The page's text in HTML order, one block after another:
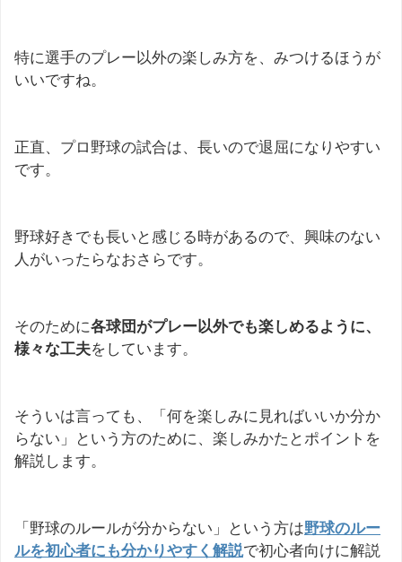
特に選手のプレー以外の楽しみ方を、みつけるほうが
いいですね。
正直、プロ野球の試合は、長いので退屈になりやすい
です。
野球好きでも長いと感じる時があるので、興味のない
人がいったらなおさらです。
そのために各球団がプレー以外でも楽しめるように、
様々な工夫をしています。
そういは言っても、「何を楽しみに見ればいいか分か
らない」という方のために、楽しみかたとポイントを
解説します。
「野球のルールが分からない」という方は野球のルー
ルを初心者にも分かりやすく解説で初心者向けに解説